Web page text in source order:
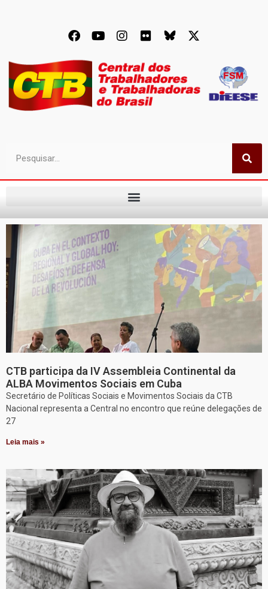
CTB participa da IV Assembleia Continental da
ALBA Movimentos Sociais em Cuba
Secretário de Políticas Sociais e Movimentos Sociais da CTB
Nacional representa a Central no encontro que reúne delegações de
27
Leia mais »